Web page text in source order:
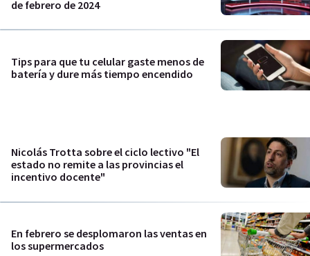
de febrero de 2024
Tips para que tu celular gaste menos de
batería y dure más tiempo encendido
Nicolás Trotta sobre el ciclo lectivo "El
estado no remite a las provincias el
incentivo docente"
En febrero se desplomaron las ventas en
los supermercados